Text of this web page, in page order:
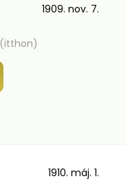
1909. nov. 7.
(itthon)
1910. máj. 1.